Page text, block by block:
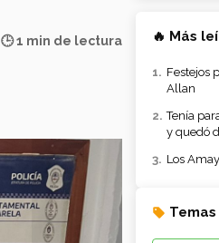
🕒 1 min de lectura 🔥 Más
Festejos
Allan
Tenía
y quedó
Los
Temas